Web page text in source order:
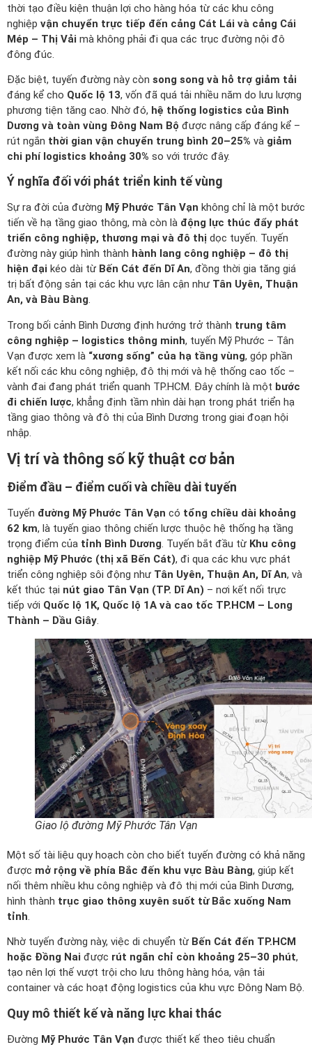
thời tạo điều kiện thuận lợi cho hàng hóa từ các khu công
nghiệp vận chuyển trực tiếp đến cảng Cát Lái và cảng Cái
Mép – Thị Vải mà không phải đi qua các trục đường nội đô
đông đúc.
Đặc biệt, tuyến đường này còn song song và hỗ trợ giảm tải
đáng kể cho Quốc lộ 13, vốn đã quá tải nhiều năm do lưu lượng
phương tiện tăng cao. Nhờ đó, hệ thống logistics của Bình
Dương và toàn vùng Đông Nam Bộ được nâng cấp đáng kể –
rút ngắn thời gian vận chuyển trung bình 20–25% và giảm
chi phí logistics khoảng 30% so với trước đây.
Ý nghĩa đối với phát triển kinh tế vùng
Sự ra đời của đường Mỹ Phước Tân Vạn không chỉ là một bước
tiến về hạ tầng giao thông, mà còn là động lực thúc đẩy phát
triển công nghiệp, thương mại và đô thị dọc tuyến. Tuyến
đường này giúp hình thành hành lang công nghiệp – đô thị
hiện đại kéo dài từ Bến Cát đến Dĩ An, đồng thời gia tăng giá
trị bất động sản tại các khu vực lân cận như Tân Uyên, Thuận
An, và Bàu Bàng.
Trong bối cảnh Bình Dương định hướng trở thành trung tâm
công nghiệp – logistics thông minh, tuyến Mỹ Phước – Tân
Vạn được xem là “xương sống” của hạ tầng vùng, góp phần
kết nối các khu công nghiệp, đô thị mới và hệ thống cao tốc –
vành đai đang phát triển quanh TP.HCM. Đây chính là một bước
đi chiến lược, khẳng định tầm nhìn dài hạn trong phát triển hạ
tầng giao thông và đô thị của Bình Dương trong giai đoạn hội
nhập.
Vị trí và thông số kỹ thuật cơ bản
Điểm đầu – điểm cuối và chiều dài tuyến
Tuyến đường Mỹ Phước Tân Vạn có tổng chiều dài khoảng
62 km, là tuyến giao thông chiến lược thuộc hệ thống hạ tầng
trọng điểm của tỉnh Bình Dương. Tuyến bắt đầu từ Khu công
nghiệp Mỹ Phước (thị xã Bến Cát), đi qua các khu vực phát
triển công nghiệp sôi động như Tân Uyên, Thuận An, Dĩ An, và
kết thúc tại nút giao Tân Vạn (TP. Dĩ An) – nơi kết nối trực
tiếp với Quốc lộ 1K, Quốc lộ 1A và cao tốc TP.HCM – Long
Thành – Dầu Giây.
Giao lộ đường Mỹ Phước Tân Vạn
Một số tài liệu quy hoạch còn cho biết tuyến đường có khả năng
được mở rộng về phía Bắc đến khu vực Bàu Bàng, giúp kết
nối thêm nhiều khu công nghiệp và đô thị mới của Bình Dương,
hình thành trục giao thông xuyên suốt từ Bắc xuống Nam
tỉnh.
Nhờ tuyến đường này, việc di chuyển từ Bến Cát đến TP.HCM
hoặc Đồng Nai được rút ngắn chỉ còn khoảng 25–30 phút,
tạo nên lợi thế vượt trội cho lưu thông hàng hóa, vận tải
container và các hoạt động logistics của khu vực Đông Nam Bộ.
Quy mô thiết kế và năng lực khai thác
Đường Mỹ Phước Tân Vạn được thiết kế theo tiêu chuẩn